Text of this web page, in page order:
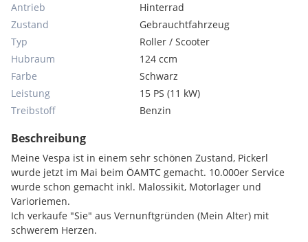
Antrieb
Hinterrad
Zustand
Gebrauchtfahrzeug
Typ
Roller / Scooter
Hubraum
124 ccm
Farbe
Schwarz
Leistung
15 PS (11 kW)
Treibstoff
Benzin
Beschreibung
Meine Vespa ist in einem sehr schönen Zustand, Pickerl
wurde jetzt im Mai beim ÖAMTC gemacht. 10.000er Service
wurde schon gemacht inkl. Malossikit, Motorlager und
Varioriemen.
Ich verkaufe "Sie" aus Vernunftgründen (Mein Alter) mit
schwerem Herzen.